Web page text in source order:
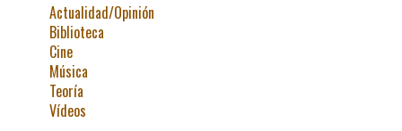
Actualidad/Opinión
Biblioteca
Cine
Música
Teoría
Vídeos